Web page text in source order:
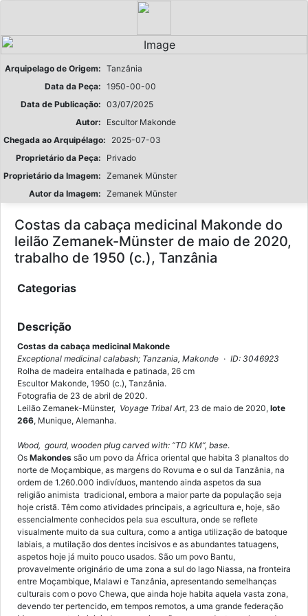
Arquipelago de Origem: Tanzânia
Data da Peça: 1950-00-00
Data de Publicação: 03/07/2025
Autor:
Escultor Makonde
Chegada ao Arquipélago:
2025-07-03
Proprietário da Peça:
Privado
Proprietário da Imagem: Zemanek Münster
Autor da Imagem: Zemanek Münster
Costas da cabaça medicinal Makonde do
leilão Zemanek-Münster de maio de 2020,
trabalho de 1950 (c.), Tanzânia
Categorias
Descrição
Costas da cabaça medicinal Makonde
Exceptional medicinal calabash; Tanzania, Makonde · ID: 3046923
Rolha de madeira entalhada e patinada, 26 cm
Escultor Makonde, 1950 (c.), Tanzânia.
Fotografia de 23 de abril de 2020.
Leilão Zemanek-Münster, Voyage Tribal Art, 23 de maio de 2020, lote
266, Munique, Alemanha.
Wood, gourd, wooden plug carved with: “TD KM”, base.
Os Makondes são um povo da África oriental que habita 3 planaltos do
norte de Moçambique, as margens do Rovuma e o sul da Tanzânia, na
ordem de 1.260.000 indivíduos, mantendo ainda aspetos da sua
religião animista tradicional, embora a maior parte da população seja
hoje cristã. Têm como atividades principais, a agricultura e, hoje, são
essencialmente conhecidos pela sua escultura, onde se reflete
visualmente muito da sua cultura, como a antiga utilização de batoque
labiais, a mutilação dos dentes incisivos e as abundantes tatuagens,
aspetos hoje já muito pouco usados. São um povo Bantu,
provavelmente originário de uma zona a sul do lago Niassa, na fronteira
entre Moçambique, Malawi e Tanzânia, apresentando semelhanças
culturais com o povo Chewa, que ainda hoje habita aquela vasta zona,
devendo ter pertencido, em tempos remotos, a uma grande federação